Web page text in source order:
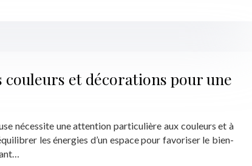
et décorations pour une
nécessite une attention particulière aux couleurs et à
les énergies d’un espace pour favoriser le bien-